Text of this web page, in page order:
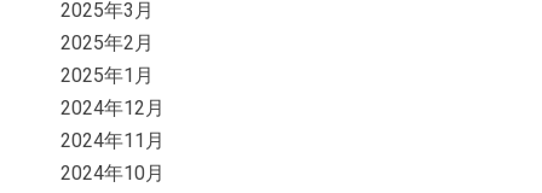
2025年3月
2025年2月
2025年1月
2024年12月
2024年11月
2024年10月